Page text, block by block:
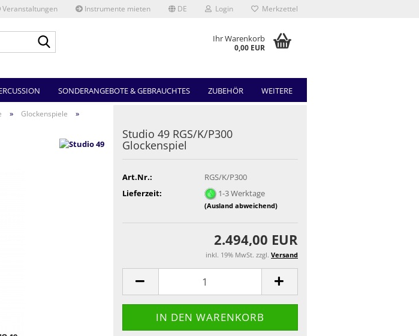
Veranstaltungen Instrumente mieten DE Login Merkzettel
Ihr Warenkorb
0,00 EUR
SONDERANGEBOTE & GEBRAUCHTES ZUBEHÖR WEITERE
» Glockenspiele »
Studio 49 RGS/K/P300
Glockenspiel
Art.Nr.:
RGS/K/P300
Lieferzeit:
1-3 Werktage
(Ausland abweichend)
2.494,00 EUR
inkl. 19% MwSt. zzgl. Versand